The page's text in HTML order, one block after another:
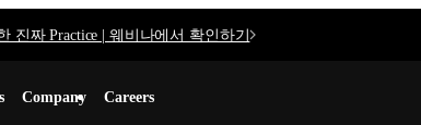
진짜 Practice | 웨비나에서 확인하기
Company Careers